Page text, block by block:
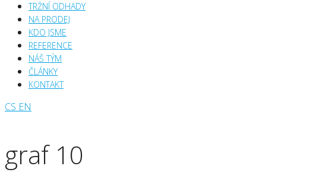
TRŽNÍ ODHADY
NA PRODEJ
KDO JSME
REFERENCE
NÁŠ TÝM
ČLÁNKY
KONTAKT
CS EN
graf 10